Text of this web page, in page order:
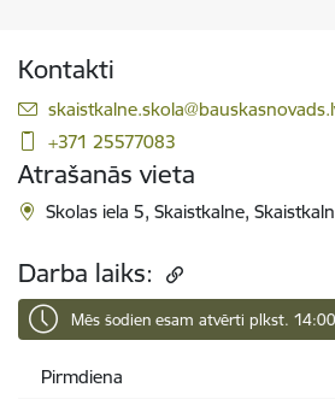
Kontakti
E-pasts:
+371 25577083
Atrašanās vieta
Skolas iela 5, Skaistkalne,
Darba laiks:
Mēs šodien esam atvērti plkst.
Pirmdiena